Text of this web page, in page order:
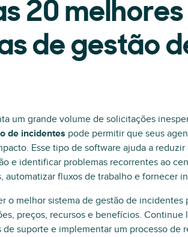
20 melhores
de gestão
um grande volume de solicitações
de incidentes pode permitir que seus
Esse tipo de software ajuda a
e identificar problemas recorrentes ao
automatizar fluxos de trabalho e fornecer
o melhor sistema de gestão de incidentes
preços, recursos e benefícios. Continue
suporte e implementar um processo de